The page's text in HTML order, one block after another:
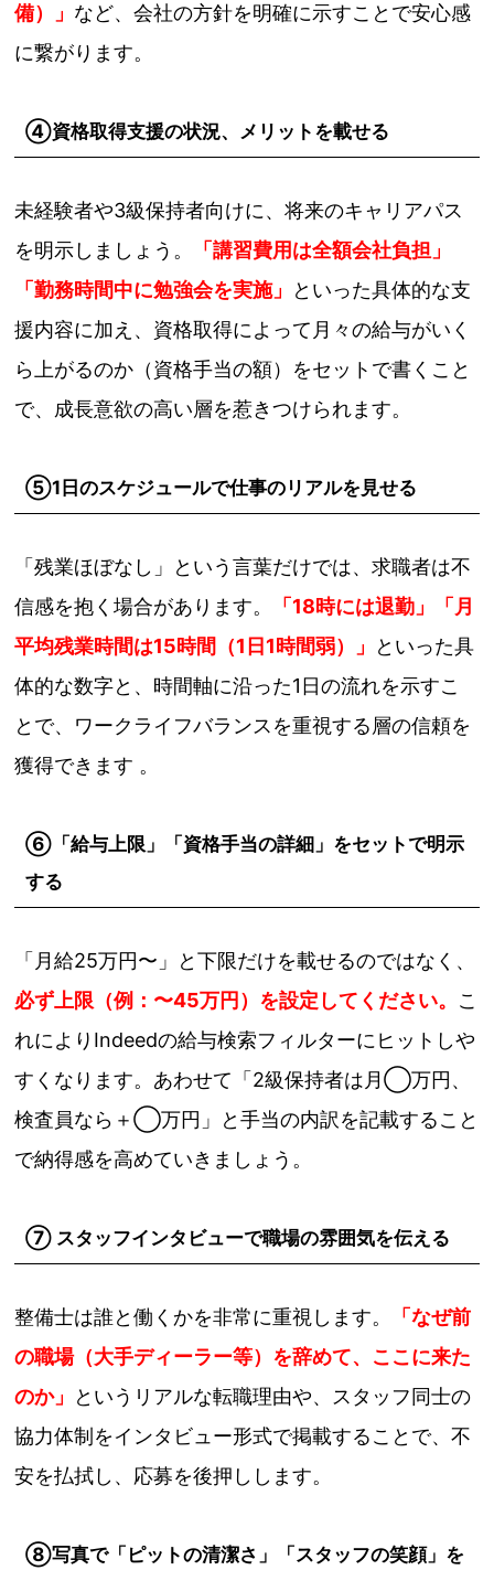
備）」 など、会社の方針を明確に示すことで安心感
に繋がります。
④資格取得支援の状況、メリットを載せる
未経験者や3級保持者向けに、将来のキャリアパス
を明示しましょう。
「講習費用は全額会社負担」
「勤務時間中に勉強会を実施」
といった具体的な支
援内容に加え、資格取得によって月々の給与がいく
ら上がるのか（資格手当の額）をセットで書くこと
で、成長意欲の高い層を惹きつけられます。
⑤1日のスケジュールで仕事のリアルを見せる
「残業ほぼなし」という言葉だけでは、求職者は不
信感を抱く場合があります。
「18時には退勤」「月
平均残業時間は15時間（1日1時間弱）」
といった具
体的な数字と、時間軸に沿った1日の流れを示すこ
とで、ワークライフバランスを重視する層の信頼を
獲得できます 。
⑥「給与上限」「資格手当の詳細」をセットで明示
する
「月給25万円〜」と下限だけを載せるのではなく、
必ず上限（例：〜45万円）を設定してください。 こ
れによりIndeedの給与検索フィルターにヒットしや
すくなります。あわせて「2級保持者は月◯万円、
検査員なら＋◯万円」と手当の内訳を記載すること
で納得感を高めていきましょう。
⑦ スタッフインタビューで職場の雰囲気を伝える
整備士は誰と働くかを非常に重視します。
「なぜ前
の職場（大手ディーラー等）を辞めて、ここに来た
のか」
というリアルな転職理由や、スタッフ同士の
協力体制をインタビュー形式で掲載することで、不
安を払拭し、応募を後押しします。
⑧写真で「ピットの清潔さ」「スタッフの笑顔」を